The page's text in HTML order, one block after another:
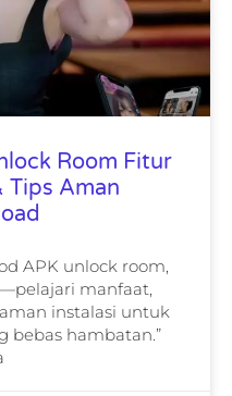
Room Fitur
Tips Aman
APK unlock room,
manfaat,
instalasi untuk
bebas hambatan.”